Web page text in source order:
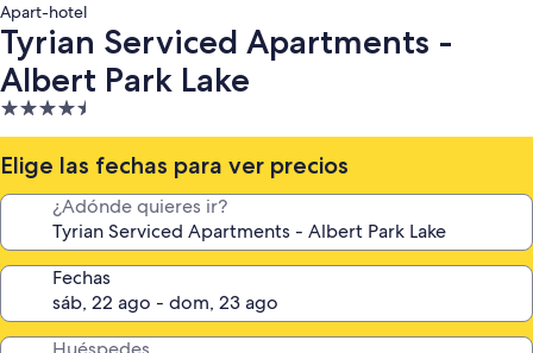
Apart-hotel
Tyrian Serviced Apartments -
Albert Park Lake
Propiedad
de
4.5
estrellas
Elige las fechas para ver precios
¿Adónde quieres ir?
Fechas